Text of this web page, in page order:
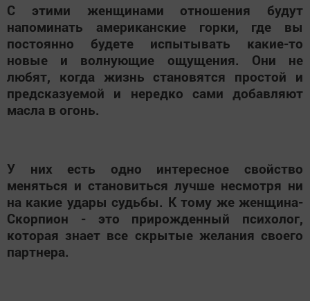
С этими женщинами отношения будут
напоминать американские горки, где вы
постоянно будете испытывать какие-то
новые и волнующие ощущения. Они не
любят, когда жизнь становятся простой и
предсказуемой и нередко сами добавляют
масла в огонь.
У них есть одно интересное свойство
меняться и становиться лучше несмотря ни
на какие удары судьбы. К тому же женщина-
Скорпион - это прирожденный психолог,
которая знает все скрытые желания своего
партнера.